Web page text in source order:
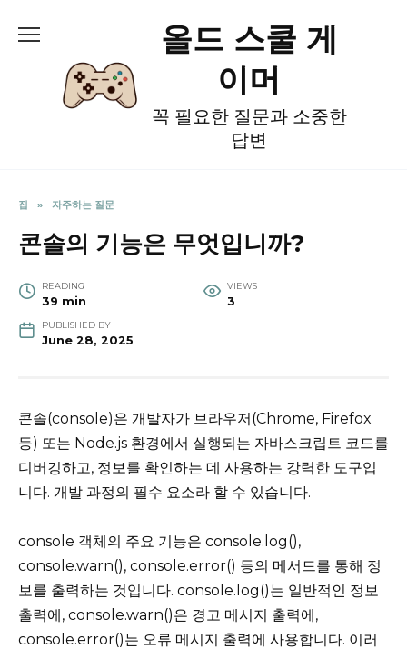
올드 스쿨 게
이머
꼭 필요한 질문과 소중한
답변
집 » 자주하는 질문
콘솔의 기능은 무엇입니까?
READING
39 min
VIEWS
3
PUBLISHED BY
June 28, 2025
콘솔(console)은 개발자가 브라우저(Chrome, Firefox
등) 또는 Node.js 환경에서 실행되는 자바스크립트 코드를
디버깅하고, 정보를 확인하는 데 사용하는 강력한 도구입
니다. 개발 과정의 필수 요소라 할 수 있습니다.
console 객체의 주요 기능은 console.log(),
console.warn(), console.error() 등의 메서드를 통해 정
보를 출력하는 것입니다. console.log()는 일반적인 정보
출력에, console.warn()은 경고 메시지 출력에,
console.error()는 오류 메시지 출력에 사용합니다. 이러